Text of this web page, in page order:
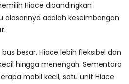
Hiace dibandingkan
alasannya adalah keseimbangan
besar, Hiace lebih fleksibel dan
hingga menengah. Sementara
mobil kecil, satu unit Hiace